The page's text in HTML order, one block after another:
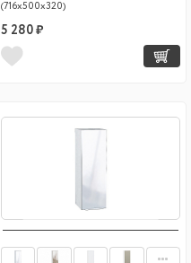
(716х500х320)
5 280 ₽